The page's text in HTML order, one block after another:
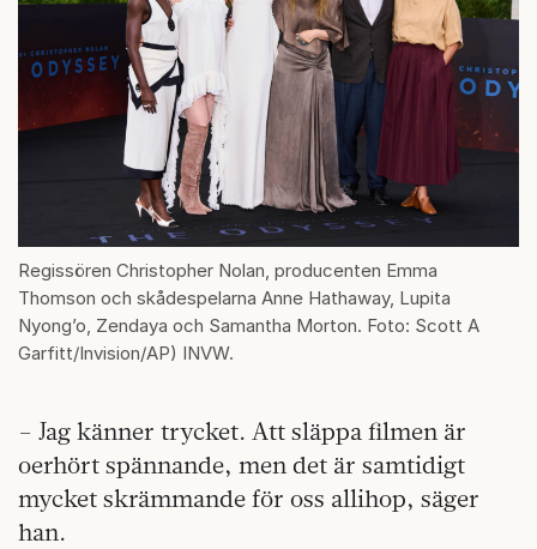
Regissören Christopher Nolan, producenten Emma
Thomson och skådespelarna Anne Hathaway, Lupita
Nyong’o, Zendaya och Samantha Morton. Foto: Scott A
Garfitt/Invision/AP) INVW.
– Jag känner trycket. Att släppa filmen är
oerhört spännande, men det är samtidigt
mycket skrämmande för oss allihop, säger
han.